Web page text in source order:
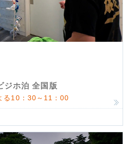
ジホ泊 全国版
る10：30～11：00